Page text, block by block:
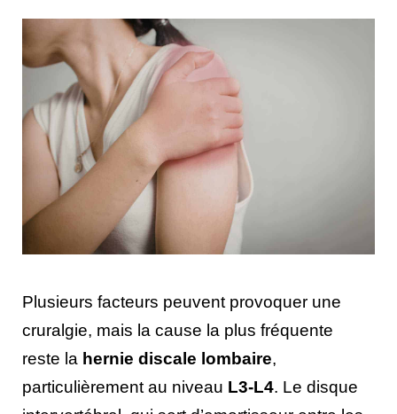
Plusieurs facteurs peuvent provoquer une
cruralgie, mais la cause la plus fréquente
reste la hernie discale lombaire,
particulièrement au niveau L3-L4. Le disque